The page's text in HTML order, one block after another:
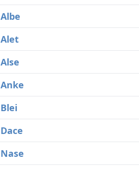
Albe
Alet
Alse
Anke
Blei
Dace
Nase